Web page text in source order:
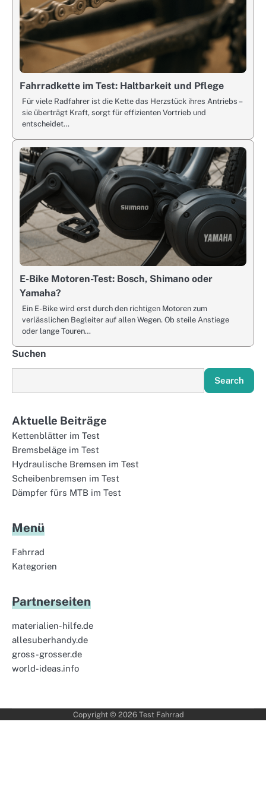
Fahrradkette im Test: Haltbarkeit und Pflege
Für viele Radfahrer ist die Kette das Herzstück ihres Antriebs –
sie überträgt Kraft, sorgt für effizienten Vortrieb und
entscheidet…
E-Bike Motoren-Test: Bosch, Shimano oder
Yamaha?
Ein E-Bike wird erst durch den richtigen Motoren zum
verlässlichen Begleiter auf allen Wegen. Ob steile Anstiege
oder lange Touren…
Suchen
Search
Aktuelle Beiträge
Kettenblätter im Test
Bremsbeläge im Test
Hydraulische Bremsen im Test
Scheibenbremsen im Test
Dämpfer fürs MTB im Test
Menü
Fahrrad
Kategorien
Partnerseiten
materialien-hilfe.de
allesuberhandy.de
gross-grosser.de
world-ideas.info
Copyright © 2026 Test Fahrrad